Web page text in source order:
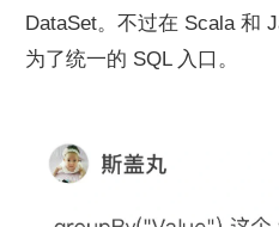
DataSet。不过在 Scala 和
为了统一的 SQL 入口。